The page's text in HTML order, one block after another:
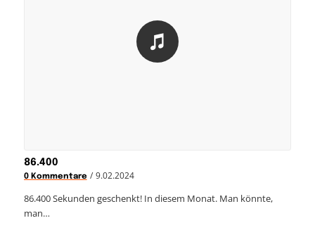
86.400
0 Kommentare / 9.02.2024
86.400 Sekunden geschenkt! In diesem Monat. Man könnte,
man…